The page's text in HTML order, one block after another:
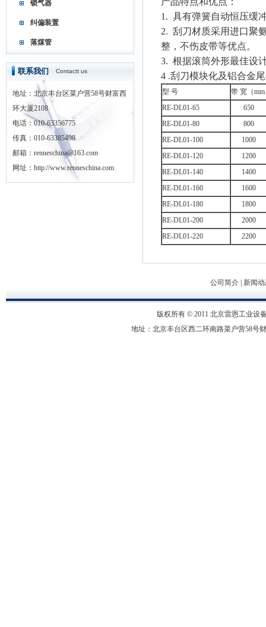
锁气器
纠偏装置
落煤管
联系我们 Contactt us
地址：北京丰台区菜户营58号财富西
环大厦2108
电话：010-63356775
传真：010-63385498
邮箱：renneschina@163.com
网址：http://www.renneschina.com
1. 具有弹簧自动恒压缓
2. 刮刀材质采用进口聚
整，不伤皮带等优点。
3. 根据滚筒外形最佳设
4 .刮刀模块化及铝合金
型 号
带 宽（
RE-DL01-65
650
RE-DL01-80
800
RE-DL01-100
1000
RE-DL01-120
1200
RE-DL01-140
1400
RE-DL01-160
1600
RE-DL01-180
1800
RE-DL01-200
2000
RE-DL01-220
2200
公司简介 新闻
版权所有 © 2011 北京雷恩工业设
地址：北京丰台区西二环南路菜户营58号